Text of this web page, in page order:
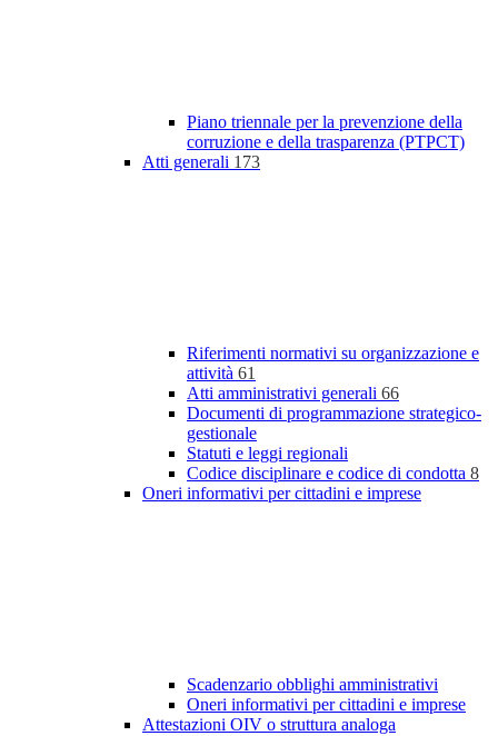
Piano triennale per la prevenzione della
corruzione e della trasparenza (PTPCT)
Atti generali 173
Riferimenti normativi su organizzazione e
attività 61
Atti amministrativi generali 66
Documenti di programmazione strategico-
gestionale
Statuti e leggi regionali
Codice disciplinare e codice di condotta 8
Oneri informativi per cittadini e imprese
Scadenzario obblighi amministrativi
Oneri informativi per cittadini e imprese
Attestazioni OIV o struttura analoga